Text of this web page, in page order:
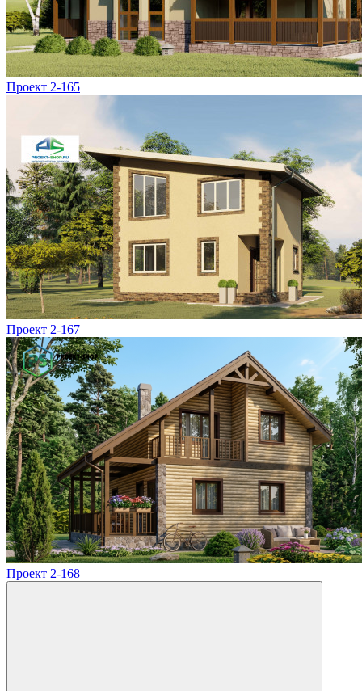
Проект 2-165
Проект 2-167
Проект 2-168